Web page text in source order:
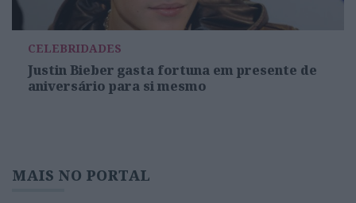
CELEBRIDADES
Justin Bieber gasta fortuna em presente de
aniversário para si mesmo
MAIS NO PORTAL